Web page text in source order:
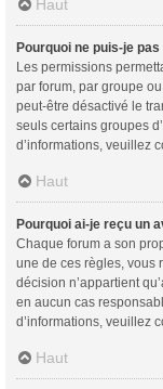
Haut
Pourquoi ne puis-je
Les permissions
par forum, par groupe
peut-être désactivé le
seuls certains groupes
d’informations, veuillez
Haut
Pourquoi ai-je reçu un
Chaque forum a son
une de ces règles, vous
décision n’appartient
en aucun cas
d’informations, veuillez
Haut